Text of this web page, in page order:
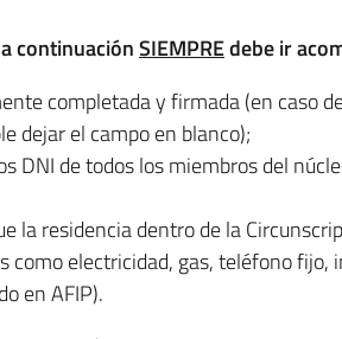
continuaciónSIEMPREdebe ir
completada y firmada (en caso
dejar el campo en blanco);
DNI de todos los miembros del
la residencia dentro de la
como electricidad, gas, teléfono
en AFIP).